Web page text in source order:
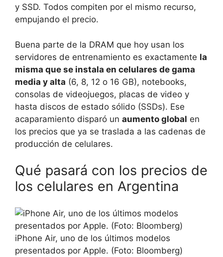
y SSD. Todos compiten por el mismo recurso,
empujando el precio.
Buena parte de la DRAM que hoy usan los
servidores de entrenamiento es exactamente la
misma que se instala en celulares de gama
media y alta (6, 8, 12 o 16 GB), notebooks,
consolas de videojuegos, placas de video y
hasta discos de estado sólido (SSDs). Ese
acaparamiento disparó un aumento global en
los precios que ya se traslada a las cadenas de
producción de celulares.
Qué pasará con los precios de
los celulares en Argentina
iPhone Air, uno de los últimos modelos
presentados por Apple. (Foto: Bloomberg)